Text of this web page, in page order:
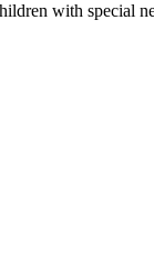
with special